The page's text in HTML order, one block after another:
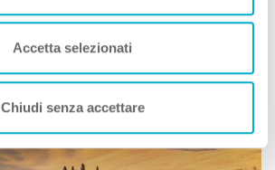
Accetta selezionati
Chiudi senza accettare
Leaflet|©OpenStreetMapcontributors